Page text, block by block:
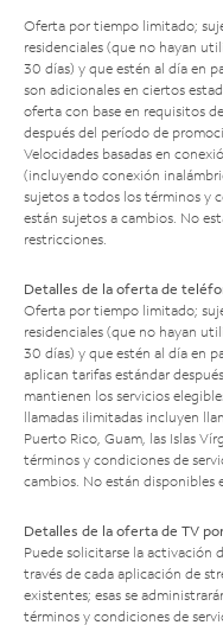
Oferta por tiempo limitado;
residenciales (que no hayan
30 días) y que estén al día en
son adicionales en ciertos
oferta con base en requisitos
después del período de
Velocidades basadas en
(incluyendo conexión
sujetos a todos los términos y
están sujetos a cambios. No
restricciones.
Detalles de la oferta de
Oferta por tiempo limitado;
residenciales (que no hayan
30 días) y que estén al día en
aplican tarifas estándar
mantienen los servicios
llamadas ilimitadas incluyen
Puerto Rico, Guam, las Islas
términos y condiciones de
cambios. No están disponibles
Detalles de la oferta de TV
Puede solicitarse la activación
través de cada aplicación de
existentes; esas se
términos y condiciones de